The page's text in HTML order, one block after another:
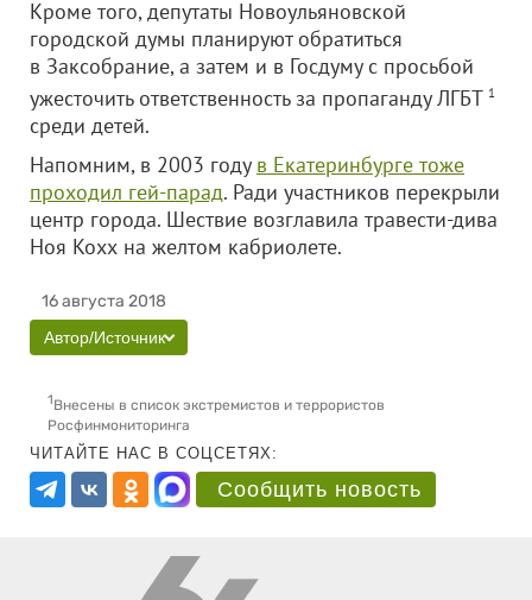
Кроме того, депутаты Новоульяновской
городской думы планируют обратиться
в Заксобрание, а затем и в Госдуму с просьбой
ужесточить ответственность за пропаганду ЛГБТ 1
среди детей.
Напомним, в 2003 году в Екатеринбурге тоже
проходил гей-парад. Ради участников перекрыли
центр города. Шествие возглавила травести-дива
Ноя Кохх на желтом кабриолете.
16 августа 2018
Автор/Источник
1Внесены в список экстремистов и террористов
Росфинмониторинга
ЧИТАЙТЕ НАС В СОЦСЕТЯХ:
Сообщить новость